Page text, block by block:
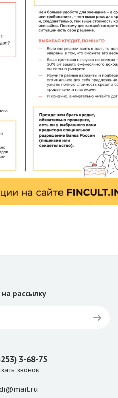
на рассылку
3-68-75
звонок